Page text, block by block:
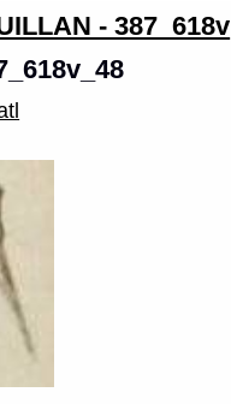
- 387_618v